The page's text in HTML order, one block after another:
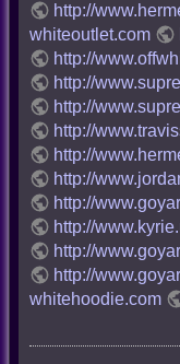
http://
whiteoutlet.com
http://
http://
http://
http://
http://
http://
http://
http://
http://
http://
whitehoodie.com